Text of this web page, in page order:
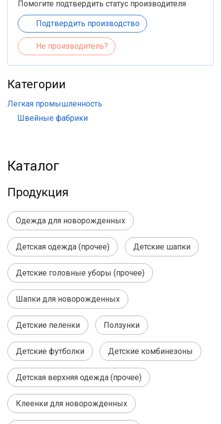
Помогите подтвердить статус производителя
Подтвердить производство
Не производитель?
Категории
Легкая промышленность
Швейные фабрики
Каталог
Продукция
Одежда для новорожденных
Детская одежда (прочее) Детские шапки
Детские головные уборы (прочее)
Шапки для новорожденных
Детские пеленки Ползунки
Детские футболки Детские комбинезоны
Детская верхняя одежда (прочее)
Клеенки для новорожденных